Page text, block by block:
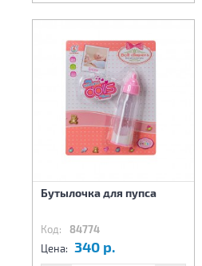
Бутылочка для пупса
Код: 84774
Цена: 340 р.